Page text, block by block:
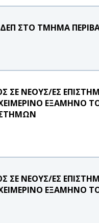
ΣΤΟ ΤΜΗΜΑ
ΣΕ ΝΕΟΥΣ/ΕΣ
ΕΞΑΜΗΝΟ
ΣΕ ΝΕΟΥΣ/ΕΣ
ΕΞΑΜΗΝΟ